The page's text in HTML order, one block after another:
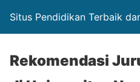
Situs Pendidikan Terbaik
Rekomendasi